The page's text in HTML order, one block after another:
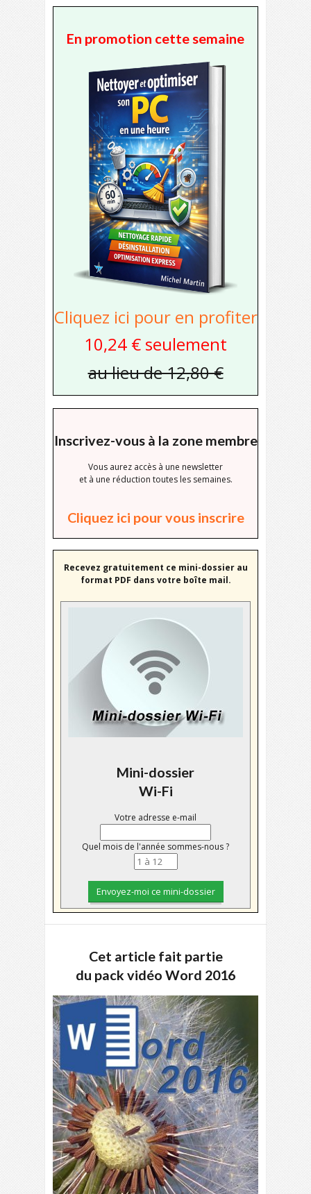
En promotion cette semaine
Cliquez ici pour en profiter
10,24 € seulement
au lieu de 12,80 €
Inscrivez-vous à la zone membre
Vous aurez accès à une newsletter
et à une réduction toutes les semaines.
Cliquez ici pour vous inscrire
Recevez gratuitement ce mini-dossier au
format PDF dans votre boîte mail.
Mini-dossier
Wi-Fi
Votre adresse e-mail
Quel mois de l'année sommes-nous ?
Cet article fait partie
du pack vidéo Word 2016